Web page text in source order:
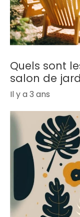
Quels sont
salon de
Il y a 3 ans